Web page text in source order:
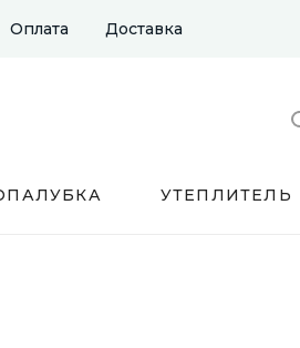
Оплата Доставка
УТЕПЛИТЕЛЬ